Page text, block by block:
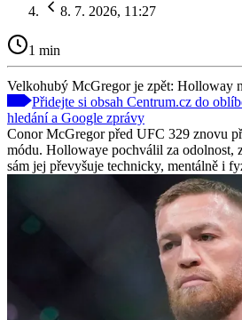
8. 7. 2026, 11:27
1 min
Velkohubý McGregor je zpět: Holloway
Přidejte si obsah Centrum.cz do
hledání a Google zprávy
Conor McGregor před UFC 329 znovu
módu. Hollowaye pochválil za odolnost,
sám jej převyšuje technicky, mentálně i